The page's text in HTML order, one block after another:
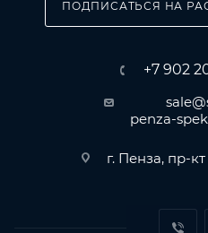
манжеты
ПОДПИСАТЬСЯ НА
+7 902
penza-
г. Пенза, пр-